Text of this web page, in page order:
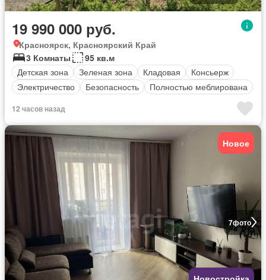
19 990 000 руб.
Красноярск, Красноярский Край
3 Комнаты
95 кв.м
Детская зона
Зеленая зона Кладовая
Консьерж
Электричество
Безопасность Полностью меблирована
12 часов назад
7фото
Новое